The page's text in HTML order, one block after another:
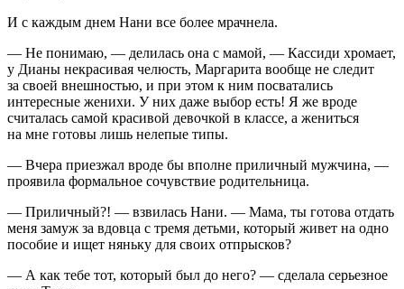
И с каждым днем Нани все более мрачнела.
— Не понимаю, — делилась она с мамой, — Кассиди хромает,
у Дианы некрасивая челюсть, Маргарита вообще не следит
за своей внешностью, и при этом к ним посватались
интересные женихи. У них даже выбор есть! Я же вроде
считалась самой красивой девочкой в классе, а жениться
на мне готовы лишь нелепые типы.
— Вчера приезжал вроде бы вполне приличный мужчина, —
проявила формальное сочувствие родительница.
— Приличный?! — взвилась Нани. — Мама, ты готова отдать
меня замуж за вдовца с тремя детьми, который живет на одно
пособие и ищет няньку для своих отпрысков?
— А как тебе тот, который был до него? — сделала серьезное